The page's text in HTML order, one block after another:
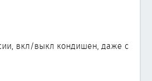
вкл/выкл кондишен, даже с